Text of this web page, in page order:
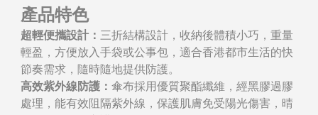
產品特色
超輕便攜設計： 三折結構設計，收納後體積小巧，重量
輕盈，方便放入手袋或公事包，適合香港都市生活的快
節奏需求，隨時隨地提供防護。
高效紫外線防護： 傘布採用優質聚酯纖維，經黑膠過膠
處理，能有效阻隔紫外線，保護肌膚免受陽光傷害，晴